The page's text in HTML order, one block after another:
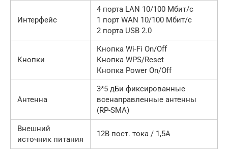
Интерфейс
4 порта LAN 10/100 Мбит/с
1 порт WAN 10/100 Мбит/с
2 порта USB 2.0
Кнопки
Кнопка Wi-Fi On/Off
Кнопка WPS/Reset
Кнопка Power On/Off
Антенна
3*5 дБи фиксированные
всенаправленные антенны
(RP-SMA)
Внешний
источник питания
12В пост. тока / 1,5A